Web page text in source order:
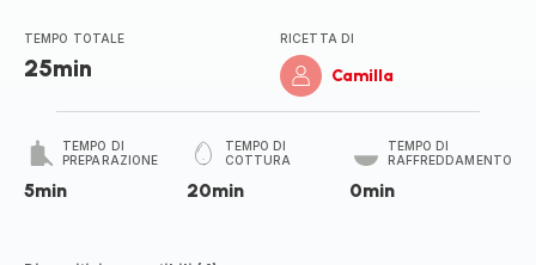
TEMPO TOTALE
25min
RICETTA DI
Camilla
TEMPO DI
PREPARAZIONE
5min
TEMPO DI
COTTURA
20min
TEMPO DI
RAFFREDDAMENTO
0min